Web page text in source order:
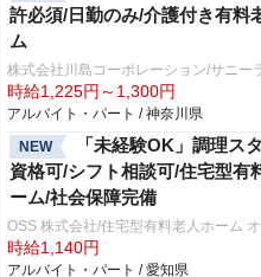
許必須/日勤のみ/介護付き有料
ム
株式会社川島コーポレーション/サニー
時給1,225円～1,300円
アルバイト・パート / 神奈川県
NEW
「未経験OK」調理ス
資格可/シフト相談可/住宅型有
ーム/社会保障完備
OSS 株式会社/住宅型有料老人ホーム
時給1,140円
アルバイト・パート / 愛知県